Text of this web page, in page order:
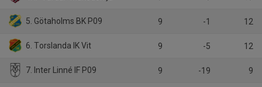
5. Götaholms BK P09 9 -1 12
6. Torslanda IK Vit 9 -5 12
7. Inter Linné IF P09 9 -19 9